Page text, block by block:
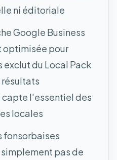
ni éditoriale
Google Business
optimisée pour
exclut du Local Pack
l'essentiel des
locales
fonsorbaises
pas de